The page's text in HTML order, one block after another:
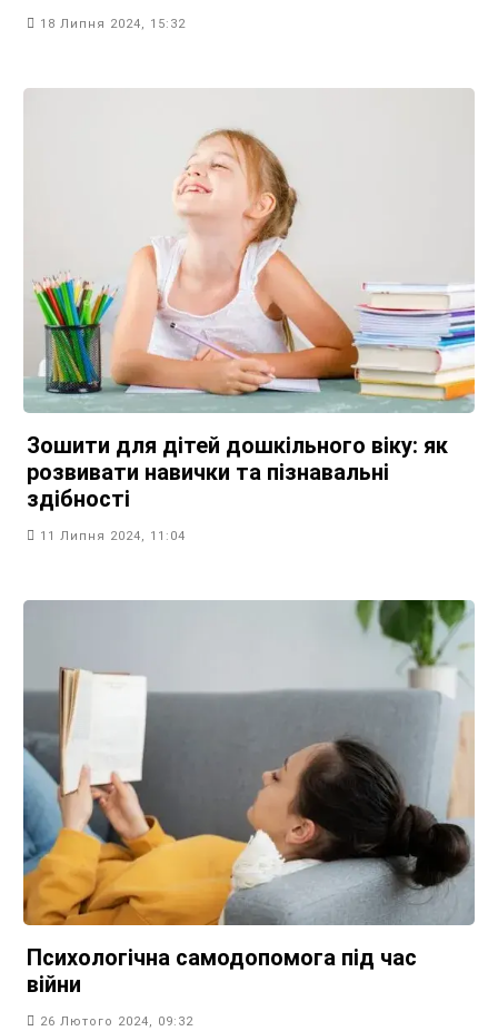
18 Липня 2024, 15:32
Зошити для дітей дошкільного віку: як
розвивати навички та пізнавальні
здібності
11 Липня 2024, 11:04
Психологічна самодопомога під час
війни
26 Лютого 2024, 09:32